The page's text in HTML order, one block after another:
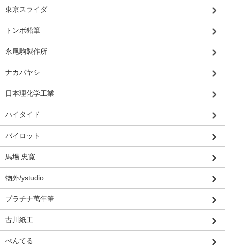
東京スライダ
トンボ鉛筆
永尾駒製作所
ナカバヤシ
日本理化学工業
ハイタイド
パイロット
馬場 忠寛
物外/ystudio
プラチナ萬年筆
古川紙工
ぺんてる